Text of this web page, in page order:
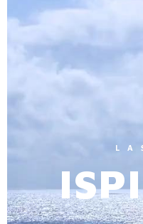
L A
ISPI